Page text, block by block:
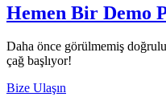
Hemen Bir Demo
Daha önce görülmemiş
çağ başlıyor!
Bize Ulaşın